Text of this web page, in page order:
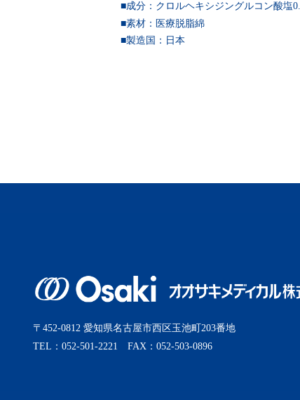
■成分：クロルヘキシジングルコン酸塩
■素材：医療脱脂綿
■製造国： 日本
〒452-0812 愛知県名古屋市西区玉池町203番地
TEL：052-501-2221 FAX：052-503-0896